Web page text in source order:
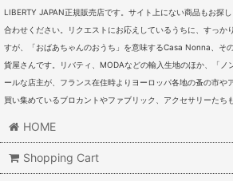
LIBERTY JAPAN正規販売店です。サイト上にない商品もお探
合わせください。リクエストにお応えしているうちに、すっか
すが、「おばあちゃんのおうち」を意味するCasa Nonna、そ
貨屋さんです。リバティ、MODAなどの輸入生地のほか、「ノ
ールな店主が、フランス在住時よりヨーロッパ各地の蚤の市や
買い集めているブロカントやファブリック、アクセサリーたち
HOME
Shopping Cart